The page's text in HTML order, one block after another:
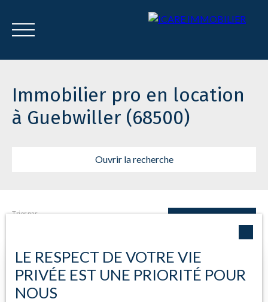
Menu
Immobilier pro en location
à Guebwiller (68500)
Ouvrir la recherche
Immobilier Pro
Type de bien
Localisation
Trier par
A voir absolument
LE RESPECT DE VOTRE VIE
PRIVÉE EST UNE PRIORITÉ POUR
NOUS